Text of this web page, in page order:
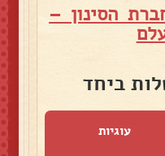
הסינון –
ביחד
עוגיות